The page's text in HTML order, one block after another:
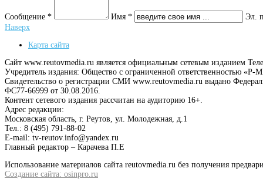
Сообщение * Имя *
Эл.
Наверх
Карта сайта
Сайт www.reutovmedia.ru является официальным сетевым изданием
Учредитель издания: Общество с ограниченной ответственностью
Свидетельство о регистрации СМИ www.reutovmedia.ru выдано
ФС77-66999 от 30.08.2016.
Контент сетевого издания рассчитан на аудиторию 16+.
Адрес редакции:
Московская область, г. Реутов, ул. Молодежная, д.1
Тел.: 8 (495) 791-88-02
E-mail: tv-reutov.info@yandex.ru
Главный редактор – Карачева П.Е
Использование материалов сайта reutovmedia.ru без получения
Создание сайта: osinpro.ru